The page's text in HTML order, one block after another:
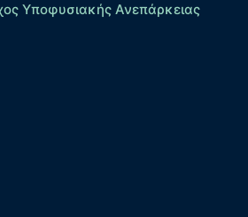
Υποφυσιακής Ανεπάρκειας